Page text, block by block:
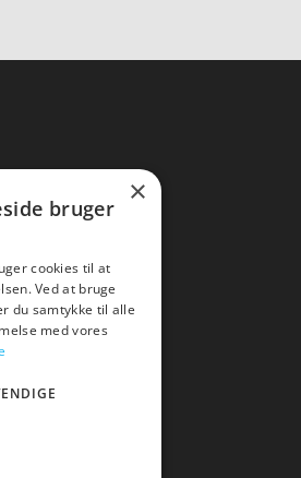
×
bruger
cookies til at
Ved at bruge
du samtykke til alle
med vores